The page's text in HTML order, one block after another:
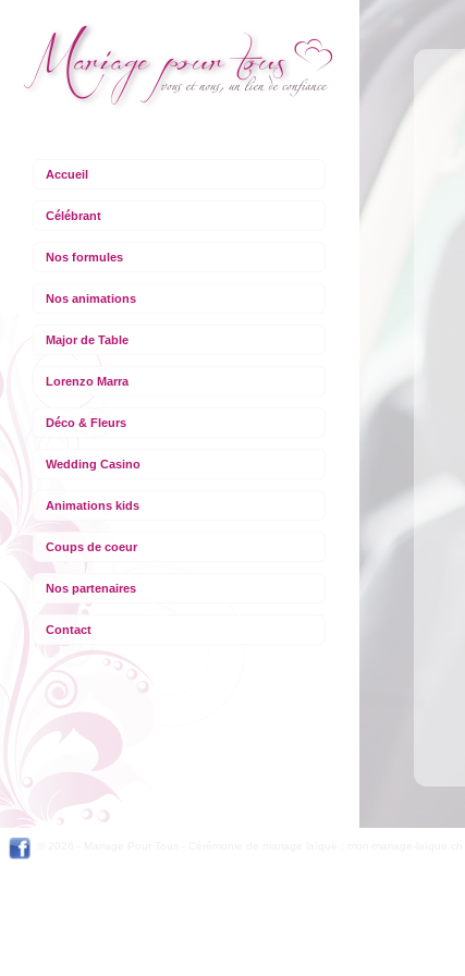
Accueil
Célébrant
Nos formules
Nos animations
Major de Table
Lorenzo Marra
Déco & Fleurs
Wedding Casino
Animations kids
Coups de coeur
Nos partenaires
Contact